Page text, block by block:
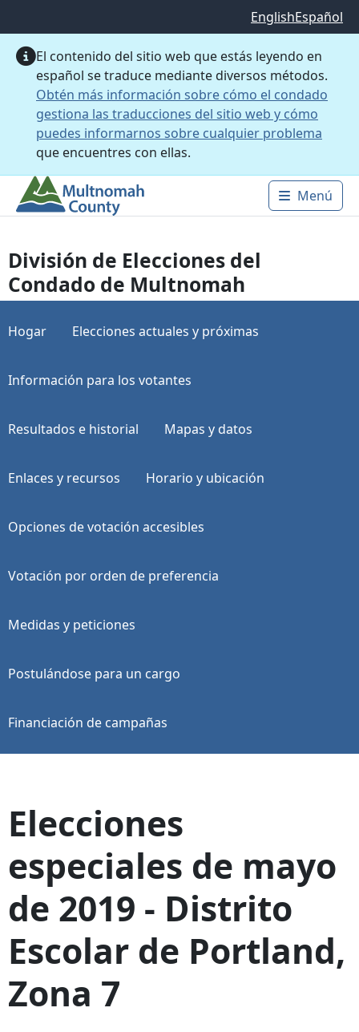
EnglishEspañol
El contenido del sitio web que estás leyendo en
español se traduce mediante diversos métodos.
Obtén más información sobre cómo el condado
gestiona las traducciones del sitio web y cómo
puedes informarnos sobre cualquier problema
que encuentres con ellas.
Main
Menú
División de Elecciones del
Condado de Multnomah
Hogar Elecciones actuales y próximas
Información para los votantes
Resultados e historial Mapas y datos
Enlaces y recursos Horario y ubicación
Opciones de votación accesibles
Votación por orden de preferencia
Medidas y peticiones
Postulándose para un cargo
Financiación de campañas
Elecciones
especiales de mayo
de 2019 - Distrito
Escolar de Portland,
Zona 7